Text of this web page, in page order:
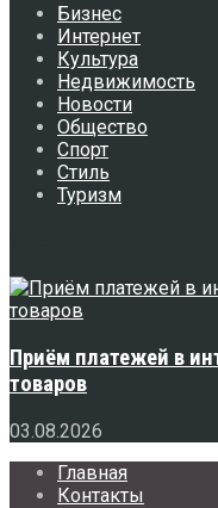
Бизнес
Интернет
Культура
Недвижимость
Новости
Общество
Спорт
Стиль
Туризм
Приём платежей в
товаров
03.08.2026
Главная
Контакты